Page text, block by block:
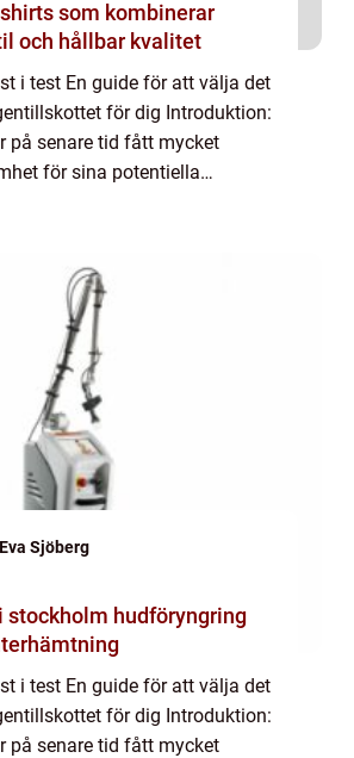
som kombinerar
och hållbar kvalitet
i test En guide för att välja det
för dig Introduktion:
på senare tid fått mycket
för sina potentiella
Eva Sjöberg
hudföryngring
i test En guide för att välja det
för dig Introduktion:
på senare tid fått mycket